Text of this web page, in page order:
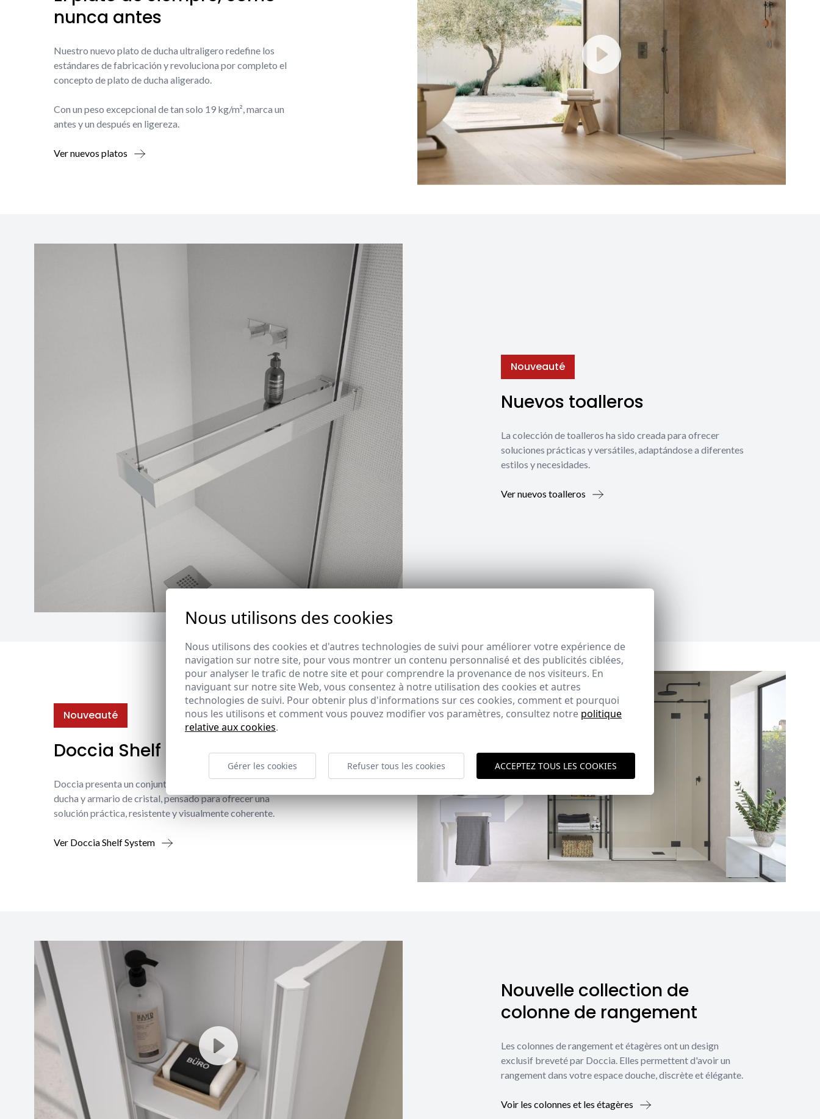
nunca antes
Nuestro nuevo plato de ducha ultraligero redefine los
estándares de fabricación y revoluciona por completo el
concepto de plato de ducha aligerado.
Con un peso excepcional de tan solo 19 kg/m², marca un
antes y un después en ligereza.
Ver nuevos platos
Nouveauté
Nuevos toalleros
La colección de toalleros ha sido creada para ofrecer
soluciones prácticas y versátiles, adaptándose a diferentes
estilos y necesidades.
Ver nuevos toalleros
Nouveauté
Doccia Shelf System
Doccia presenta un conjunto que combina mampara de
ducha y armario de cristal, pensado para ofrecer una
solución práctica, resistente y visualmente coherente.
Ver Doccia Shelf System
Nouvelle collection de
colonne de rangement
Les colonnes de rangement et étagères ont un design
exclusif breveté par Doccia. Elles permettent d'avoir un
rangement dans votre espace douche, discrète et élégante.
Voir les colonnes et les étagères
Nous utilisons des cookies
Nous utilisons des cookies et d'autres technologies de suivi pour améliorer votre expérience de
navigation sur notre site, pour vous montrer un contenu personnalisé et des publicités ciblées,
pour analyser le trafic de notre site et pour comprendre la provenance de nos visiteurs. En
naviguant sur notre site Web, vous consentez à notre utilisation des cookies et autres
technologies de suivi. Pour obtenir plus d'informations sur ces cookies, comment et pourquoi
nous les utilisons et comment vous pouvez modifier vos paramètres, consultez notre politique
relative aux cookies.
Gérer les cookies Refuser tous les cookies ACCEPTEZ TOUS LES COOKIES